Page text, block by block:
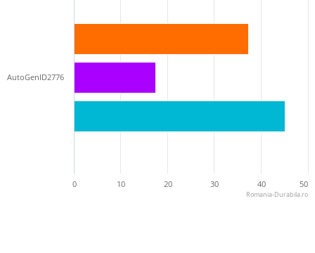
AutoGenID2776
0 10 20 30 40 50
Romania-Durabila.ro